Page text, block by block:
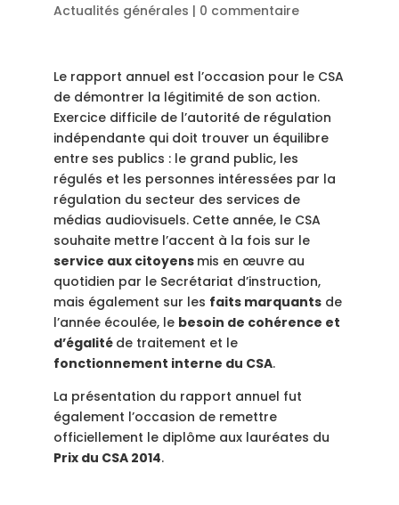
Actualités générales | 0 commentaire
Le rapport annuel est l’occasion pour le CSA
de démontrer la légitimité de son action.
Exercice difficile de l’autorité de régulation
indépendante qui doit trouver un équilibre
entre ses publics : le grand public, les
régulés et les personnes intéressées par la
régulation du secteur des services de
médias audiovisuels. Cette année, le CSA
souhaite mettre l’accent à la fois sur le
service aux citoyens mis en œuvre au
quotidien par le Secrétariat d’instruction,
mais également sur les faits marquantsde
l’année écoulée, le besoin de cohérence et
d’égalité de traitement et le
fonctionnement interne du CSA.
La présentation du rapport annuel fut
également l’occasion de remettre
officiellement le diplôme aux lauréates du
Prix du CSA 2014.